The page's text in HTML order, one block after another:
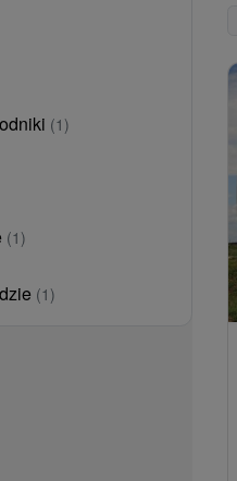
(1)
(1)
(1)